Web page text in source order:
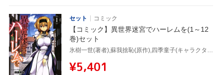
セット コミック
【コミック】異世界迷宮でハーレムを(1～12
巻)セット
¥5,401